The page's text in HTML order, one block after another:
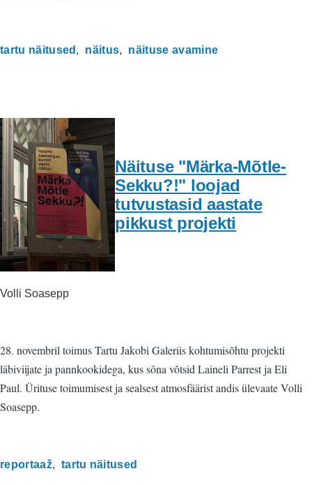
tartu näitused näitus näituse avamine
Näituse "Märka-Mõtle-
Sekku?!" loojad
tutvustasid aastate
pikkust projekti
Volli Soasepp
28. novembril toimus Tartu Jakobi Galeriis kohtumisõhtu projekti
läbiviijate ja pannkookidega, kus sõna võtsid Laineli Parrest ja Eli
Paul. Ürituse toimumisest ja sealsest atmosfäärist andis ülevaate Volli
Soasepp.
reportaaž tartu näitused